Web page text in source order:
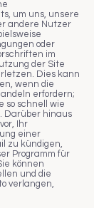
um uns, unsere
andere Nutzer
oder
im
der Site
Dies kann
wenn die
erfordern;
so schnell wie
Darüber hinaus
Ihr
einer
zu kündigen,
Programm für
können
und die
verlangen,